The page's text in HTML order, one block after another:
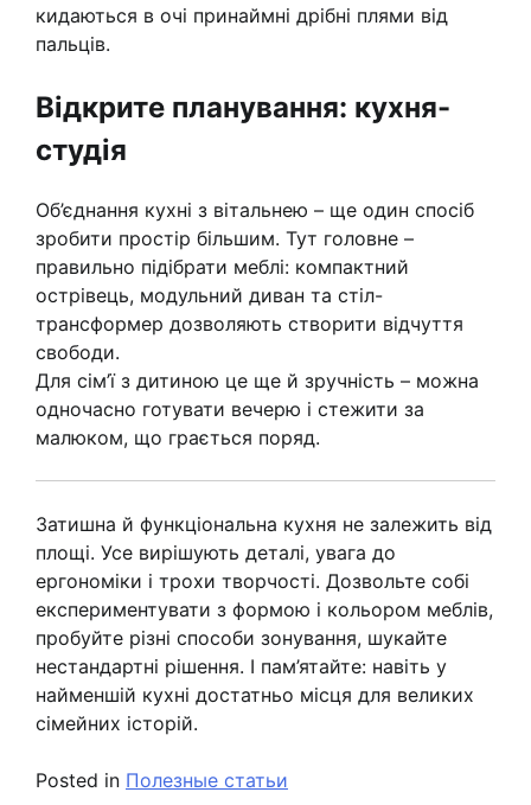
кидаються в очі принаймні дрібні плями від
пальців.
Відкрите планування: кухня-
студія
Об’єднання кухні з вітальнею – ще один спосіб
зробити простір більшим. Тут головне –
правильно підібрати меблі: компактний
острівець, модульний диван та стіл-
трансформер дозволяють створити відчуття
свободи.
Для сім’ї з дитиною це ще й зручність – можна
одночасно готувати вечерю і стежити за
малюком, що грається поряд.
Затишна й функціональна кухня не залежить від
площі. Усе вирішують деталі, увага до
ергономіки і трохи творчості. Дозвольте собі
експериментувати з формою і кольором меблів,
пробуйте різні способи зонування, шукайте
нестандартні рішення. І пам’ятайте: навіть у
найменшій кухні достатньо місця для великих
сімейних історій.
Posted in Полезные статьи